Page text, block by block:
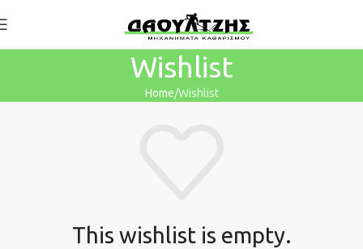
Wishlist
Home Wishlist
This wishlist is empty.